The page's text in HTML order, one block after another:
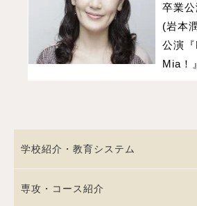
卒業
(岩本
公演
Mia！
学校紹介・教育システム
専攻・コース紹介